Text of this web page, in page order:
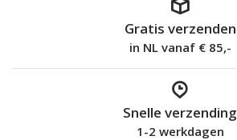
Gratis verzenden
in NL vanaf € 85,-
Snelle verzending
1-2 werkdagen